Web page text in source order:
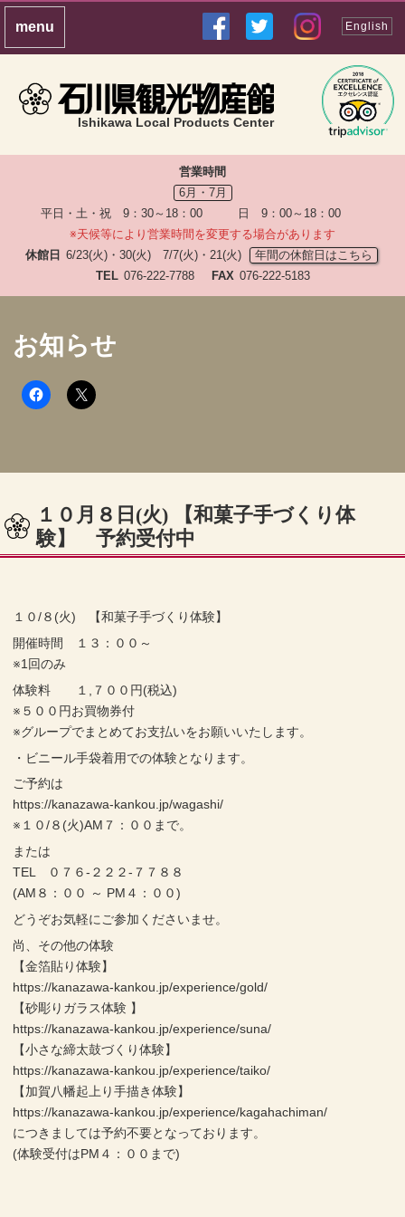
Ishikawa Local Products Center
English
営業時間
6月・7月
平日・土・祝 9：30～18：00 日 9：00～18：00
※天候等により営業時間を変更する場合があります
休館日 6/23(火)・30(火) 7/7(火)・21(火)
年間の休館日はこちら
TEL 076-222-7788 FAX 076-222-5183
お知らせ
１０月８日(火) 【和菓子手づくり体
験】 予約受付中
１０/８(火) 【和菓子手づくり体験】
開催時間 １３：００～
※1回のみ
体験料 １,７００円(税込)
※５００円お買物券付
※グループでまとめてお支払いをお願いいたします。
・ビニール手袋着用での体験となります。
ご予約は
https://kanazawa-kankou.jp/wagashi/
※１０/８(火)AM７：００まで。
または
TEL ０７６-２２２-７７８８
(AM８：００ ～ PM４：００)
どうぞお気軽にご参加くださいませ。
尚、その他の体験
【金箔貼り体験】
https://kanazawa-kankou.jp/experience/gold/
【砂彫りガラス体験 】
https://kanazawa-kankou.jp/experience/suna/
【小さな締太鼓づくり体験】
https://kanazawa-kankou.jp/experience/taiko/
【加賀八幡起上り手描き体験】
https://kanazawa-kankou.jp/experience/kagahachiman/
につきましては予約不要となっております。
(体験受付はPM４：００まで)